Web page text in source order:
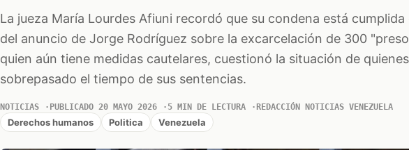
La jueza María Lourdes Afiuni recordó que su condena está
del anuncio de Jorge Rodríguez sobre la excarcelación de 300
quien aún tiene medidas cautelares, cuestionó la situación de
sobrepasado el tiempo de sus sentencias.
NOTICIAS PUBLICADO 20 MAYO 2026 5 MIN DE LECTURA REDACCIÓN NOTICIAS VENEZUELA
Derechos humanos Politica Venezuela